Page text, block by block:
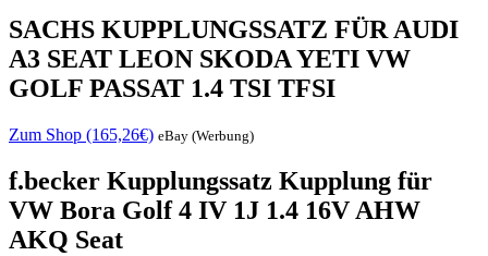
SACHS KUPPLUNGSSATZ FÜR AUDI
A3 SEAT LEON SKODA YETI VW
GOLF PASSAT 1.4 TSI TFSI
Zum Shop (165,26€) eBay (Werbung)
f.becker Kupplungssatz Kupplung für
VW Bora Golf 4 IV 1J 1.4 16V AHW
AKQ Seat